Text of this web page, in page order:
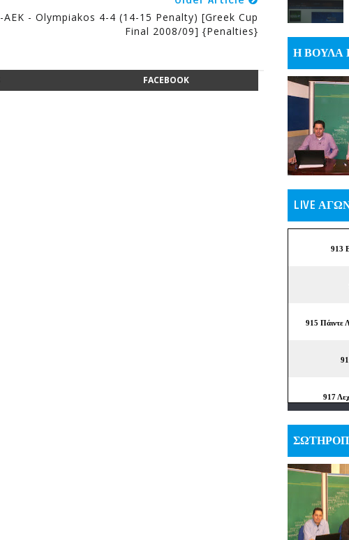
-AEK - Olympiakos 4-4 (14-15 Penalty) [Greek Cup
Final 2008/09] {Penalties}
FACEBOOK
Η ΒΟΥΛΑ
LIVE